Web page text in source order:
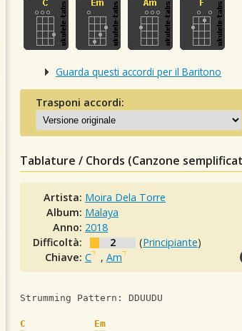
Guarda questi accordi per il Baritono
Trasponi accordi:
Tablature / Chords (Canzone
Artista: Moira Dela Torre
Album: Malaya
Anno: 2018
Difficoltà:
2 (Principiante)
Chiave:C ,Am
Strumming Pattern: DDUUDU
C
Em